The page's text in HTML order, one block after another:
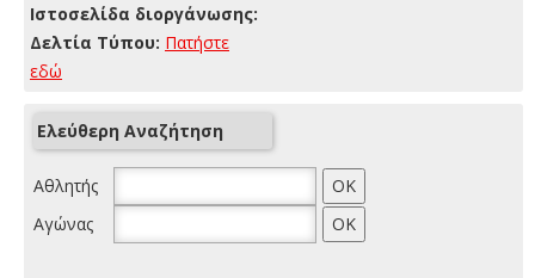
Ιστοσελίδα διοργάνωσης:
Δελτία Τύπου: Πατήστε
εδώ
Ελεύθερη Αναζήτηση
Αθλητής
Αγώνας